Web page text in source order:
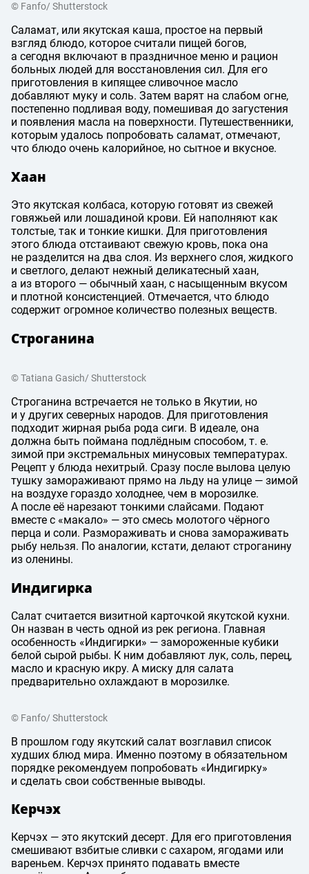
© Fanfo/ Shutterstock
Саламат, или якутская каша, простое на первый
взгляд блюдо, которое считали пищей богов,
а сегодня включают в праздничное меню и рацион
больных людей для восстановления сил. Для его
приготовления в кипящее сливочное масло
добавляют муку и соль. Затем варят на слабом огне,
постепенно подливая воду, помешивая до загустения
и появления масла на поверхности. Путешественники,
которым удалось попробовать саламат, отмечают,
что блюдо очень калорийное, но сытное и вкусное.
Хаан
Это якутская колбаса, которую готовят из свежей
говяжьей или лошадиной крови. Ей наполняют как
толстые, так и тонкие кишки. Для приготовления
этого блюда отстаивают свежую кровь, пока она
не разделится на два слоя. Из верхнего слоя, жидкого
и светлого, делают нежный деликатесный хаан,
а из второго — обычный хаан, с насыщенным вкусом
и плотной консистенцией. Отмечается, что блюдо
содержит огромное количество полезных веществ.
Строганина
© Tatiana Gasich/ Shutterstock
Строганина встречается не только в Якутии, но
и у других северных народов. Для приготовления
подходит жирная рыба рода сиги. В идеале, она
должна быть поймана подлёдным способом, т. е.
зимой при экстремальных минусовых температурах.
Рецепт у блюда нехитрый. Сразу после вылова целую
тушку замораживают прямо на льду на улице — зимой
на воздухе гораздо холоднее, чем в морозилке.
А после её нарезают тонкими слайсами. Подают
вместе с «макало» — это смесь молотого чёрного
перца и соли. Размораживать и снова замораживать
рыбу нельзя. По аналогии, кстати, делают строганину
из оленины.
Индигирка
Салат считается визитной карточкой якутской кухни.
Он назван в честь одной из рек региона. Главная
особенность «Индигирки» — замороженные кубики
белой сырой рыбы. К ним добавляют лук, соль, перец,
масло и красную икру. А миску для салата
предварительно охлаждают в морозилке.
© Fanfo/ Shutterstock
В прошлом году якутский салат возглавил список
худших блюд мира. Именно поэтому в обязательном
порядке рекомендуем попробовать «Индигирку»
и сделать свои собственные выводы.
Керчэх
Керчэх — это якутский десерт. Для его приготовления
смешивают взбитые сливки с сахаром, ягодами или
вареньем. Керчэх принято подавать вместе